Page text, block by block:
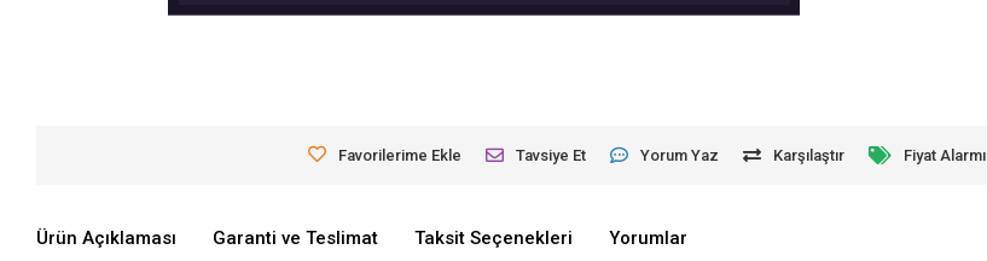
Favorilerime Ekle Tavsiye Et Yorum Yaz Karşılaştır Fiyat Alarmı
Ürün Açıklaması Garanti ve Teslimat Taksit Seçenekleri Yorumlar